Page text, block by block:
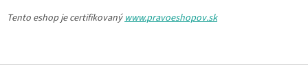
Tento eshop je certifikovanýwww.pravoeshopov.sk
Z